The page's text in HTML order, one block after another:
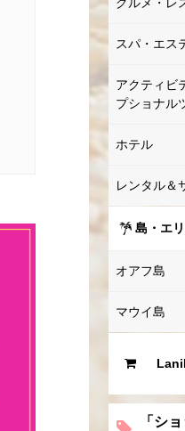
グルメ・レ
スパ・エス
アクティビ
プショナル
ホテル
レンタル＆
島・エ
オアフ島
マウイ島
「シ